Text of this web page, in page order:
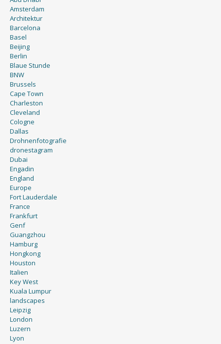
Amsterdam
Architektur
Barcelona
Basel
Beijing
Berlin
Blaue Stunde
BNW
Brussels
Cape Town
Charleston
Cleveland
Cologne
Dallas
Drohnenfotografie
dronestagram
Dubai
Engadin
England
Europe
Fort Lauderdale
France
Frankfurt
Genf
Guangzhou
Hamburg
Hongkong
Houston
Italien
Key West
Kuala Lumpur
landscapes
Leipzig
London
Luzern
Lyon